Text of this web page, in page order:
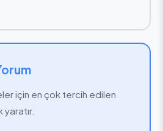
için en çok tercih edilen